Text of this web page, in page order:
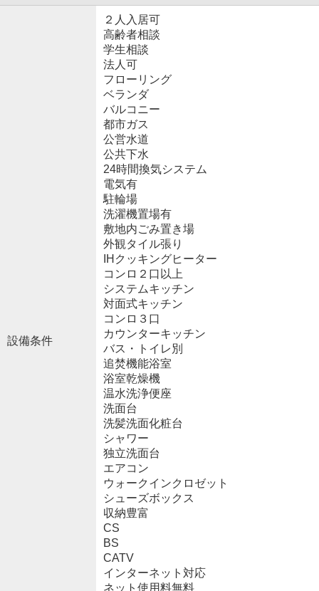
設備条件
２人入居可
高齢者相談
学生相談
法人可
フローリング
ベランダ
バルコニー
都市ガス
公営水道
公共下水
24時間換気システム
電気有
駐輪場
洗濯機置場有
敷地内ごみ置き場
外観タイル張り
IHクッキングヒーター
コンロ２口以上
システムキッチン
対面式キッチン
コンロ３口
カウンターキッチン
バス・トイレ別
追焚機能浴室
浴室乾燥機
温水洗浄便座
洗面台
洗髪洗面化粧台
シャワー
独立洗面台
エアコン
ウォークインクロゼット
シューズボックス
収納豊富
CS
BS
CATV
インターネット対応
ネット使用料無料